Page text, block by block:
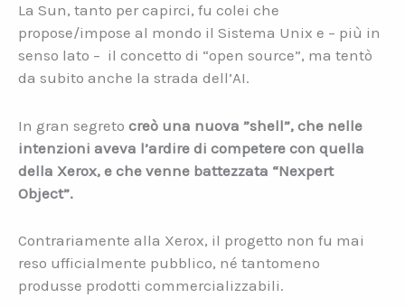
La Sun, tanto per capirci, fu colei che
propose/impose al mondo il Sistema Unix e – più in
senso lato – il concetto di “open source”, ma tentò
da subito anche la strada dell’AI.
In gran segreto creò una nuova ”shell”, che nelle
intenzioni aveva l’ardire di competere con quella
della Xerox, e che venne battezzata “Nexpert
Object”.
Contrariamente alla Xerox, il progetto non fu mai
reso ufficialmente pubblico, né tantomeno
produsse prodotti commercializzabili.